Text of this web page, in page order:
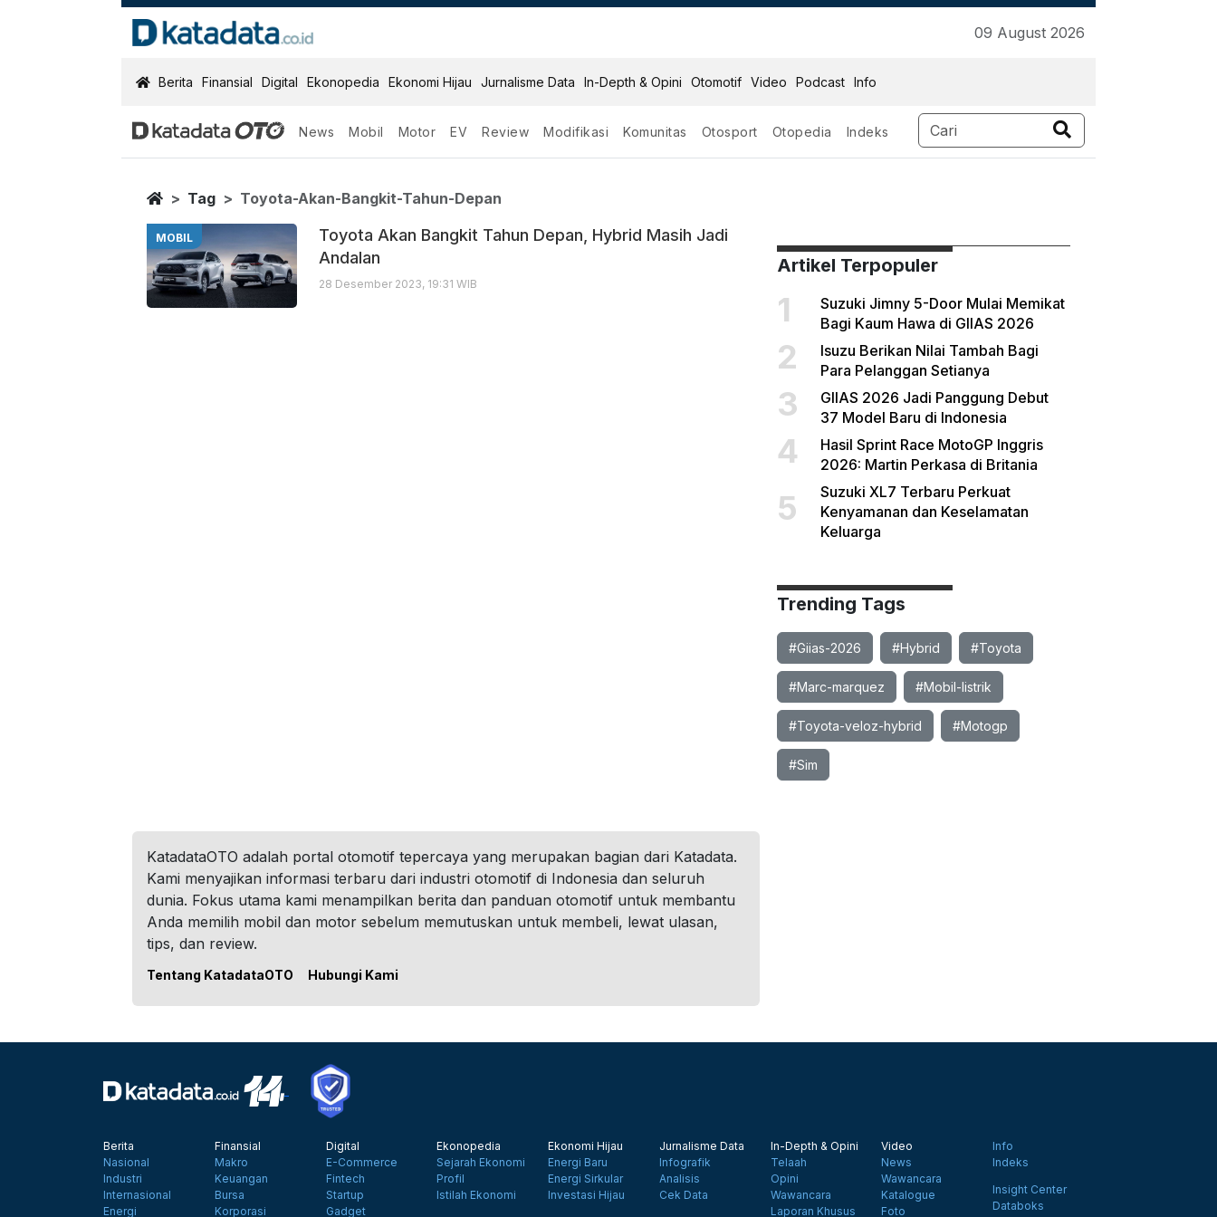
09 August 2026
KatadataOTO
Berita Finansial Digital Ekonopedia Ekonomi Hijau Jurnalisme Data In-Depth & Opini Otomotif Video Podcast Info
News Mobil Motor EV Review Modifikasi Komunitas Otosport Otopedia Indeks
Toyota Akan Bangkit Tahun Depan
Berita Terbaru
Home
Tag Toyota-Akan-Bangkit-Tahun-Depan
MOBIL
Toyota Akan Bangkit Tahun Depan, Hybrid Masih Jadi
Andalan
28 Desember 2023, 19:31 WIB
Artikel Terpopuler
1
Suzuki Jimny 5-Door Mulai Memikat
Bagi Kaum Hawa di GIIAS 2026
2
Isuzu Berikan Nilai Tambah Bagi
Para Pelanggan Setianya
3
GIIAS 2026 Jadi Panggung Debut
37 Model Baru di Indonesia
4
Hasil Sprint Race MotoGP Inggris
2026: Martin Perkasa di Britania
5
Suzuki XL7 Terbaru Perkuat
Kenyamanan dan Keselamatan
Keluarga
Trending Tags
#Giias-2026 #Hybrid #Toyota
#Marc-marquez #Mobil-listrik
#Toyota-veloz-hybrid #Motogp
#Sim
KatadataOTO adalah portal otomotif tepercaya yang merupakan bagian dari Katadata.
Kami menyajikan informasi terbaru dari industri otomotif di Indonesia dan seluruh
dunia. Fokus utama kami menampilkan berita dan panduan otomotif untuk membantu
Anda memilih mobil dan motor sebelum memutuskan untuk membeli, lewat ulasan,
tips, dan review.
Tentang KatadataOTO Hubungi Kami
Berita
Nasional
Industri
Internasional
Energi
Finansial
Makro
Keuangan
Bursa
Korporasi
Digital
E-Commerce
Fintech
Startup
Gadget
Ekonopedia
Sejarah Ekonomi
Profil
Istilah Ekonomi
Ekonomi Hijau
Energi Baru
Energi Sirkular
Investasi Hijau
Jurnalisme Data
Infografik
Analisis
Cek Data
In-Depth & Opini
Telaah
Opini
Wawancara
Laporan Khusus
Video
News
Wawancara
Katalogue
Foto
Info
Indeks
Insight Center
Databoks